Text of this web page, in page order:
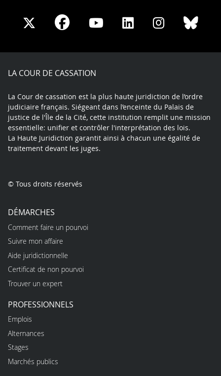
Share
X
Share
Facebook
Share
Youtube
Share
LinkedIn
Share
Instagram
LA COUR DE CASSATION
La Cour de cassation est la plus haute juridiction de l’ordre
judiciaire français. Siégeant dans l’enceinte du Palais de
justice de l'Île de la Cité, cette institution remplit une mission
essentielle: unifier et contrôler l'interprétation des lois.
La Haute Juridiction garantit ainsi à chacun une égalité de
traitement devant les juges.
© Tous droits réservés
DÉMARCHES
Comment faire un pourvoi
Suivre mon affaire
Aide juridictionnelle
Certificat de non pourvoi
Trouver un expert
PROFESSIONNELS
Emplois
Alternances
Stages
Marchés publics